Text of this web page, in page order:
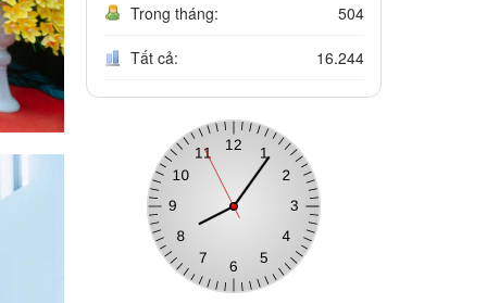
Trong tháng: 504
Tất cả: 16.244